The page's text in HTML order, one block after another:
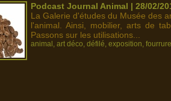
Podcast Journal Animal | 28/02/
La Galerie d'études du Musée des
l'animal. Ainsi, mobilier, arts de
Passons sur les utilisations...
animal , art déco, défilé, exposition, fourrure